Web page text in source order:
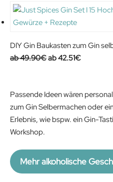
DIY Gin Baukasten zum Gin
49.90€O
g
i
n
p
42.51€C
r
e
n
r
Passende Ideen wären
zum Gin Selbermachen oder
Erlebnis, wie bspw. ein Gin-
Workshop.
Mehr alkoholische